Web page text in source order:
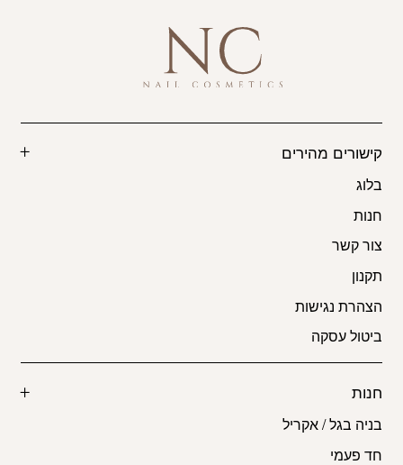
קישורים מהירים
בלוג
חנות
צור קשר
תקנון
הצהרת נגישות
ביטול עסקה
חנות
בניה בגל / אקריל
חד פעמי